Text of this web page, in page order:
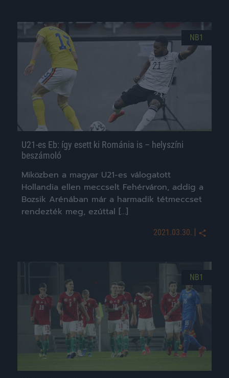
NB1
U21-es Eb: így esett ki Románia is – helyszíni
beszámoló
Miközben a magyar U21-es válogatott
Hollandia ellen meccselt Fehérváron, addig a
Bozsik Arénában már a harmadik tétmeccset
rendezték meg, ezúttal […]
2021.03.30. |
NB1